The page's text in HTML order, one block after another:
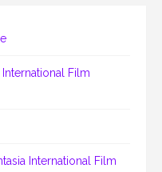
Film
International Film